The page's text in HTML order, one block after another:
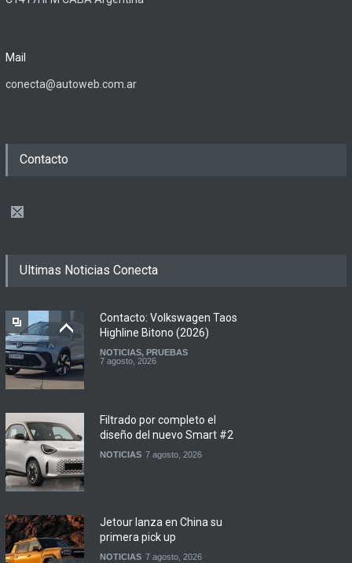
Mail
conecta@autoweb.com.ar
Contacto
Ultimas Noticias Conecta
Contacto: Volkswagen Taos
Highline Bitono (2026)
NOTICIAS, PRUEBAS
7 agosto, 2026
Filtrado por completo el
diseño del nuevo Smart #2
NOTICIAS 7 agosto, 2026
Jetour lanza en China su
primera pick up
NOTICIAS 7 agosto, 2026